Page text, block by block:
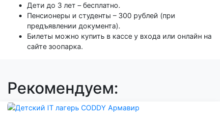
Дети до 3 лет – бесплатно.
Пенсионеры и студенты – 300 рублей (при
предъявлении документа).
Билеты можно купить в кассе у входа или онлайн на
сайте зоопарка.
Рекомендуем: